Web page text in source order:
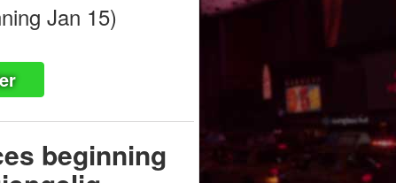
Jan 15)
beginning